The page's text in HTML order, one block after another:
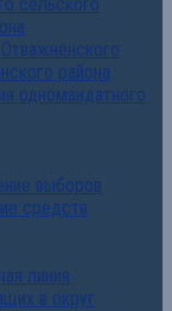
района
одномандатного
выборов
средств
линия
в округ